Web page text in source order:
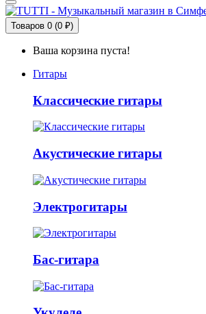
Товаров 0 (0 ₽)
Ваша корзина пуста!
Гитары
Классические гитары
Акустические гитары
Электрогитары
Бас-гитара